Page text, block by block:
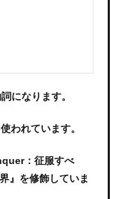
になります。
われています。
：征服すべ
』を修飾していま